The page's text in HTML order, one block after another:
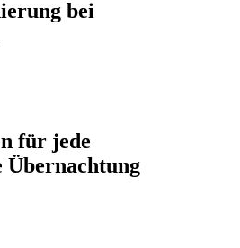
bei
für jede
Übernachtung